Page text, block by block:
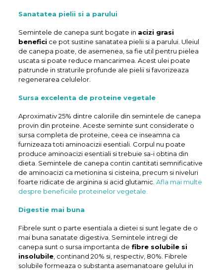
Sanatatea pielii si a parului
Semintele de canepa sunt bogate in acizi grasi
benefici ce pot sustine sanatatea pielii si a parului. Uleiul
de canepa poate, de asemenea, sa fie util pentru pielea
uscata si poate reduce mancarimea. Acest ulei poate
patrunde in straturile profunde ale pielii si favorizeaza
regenerarea celulelor.
Sursa excelenta de proteine vegetale
Aproximativ 25% dintre caloriile din semintele de canepa
provin din proteine. Aceste seminte sunt considerate o
sursa completa de proteine, ceea ce inseamna ca
furnizeaza toti aminoacizii esentiali. Corpul nu poate
produce aminoacizi esentiali si trebuie sa-i obtina din
dieta. Semintele de canepa contin cantitati semnificative
de aminoacizi ca metionina si cisteina, precum si niveluri
foarte ridicate de arginina si acid glutamic. Afla mai multe
despre beneficiile proteinelor vegetale.
Digestie mai buna
Fibrele sunt o parte esentiala a dietei si sunt legate de o
mai buna sanatate digestiva. Semintele intregi de
canepa sunt o sursa importanta de fibre solubile si
insolubile, continand 20% si, respectiv, 80%. Fibrele
solubile formeaza o substanta asemanatoare gelului in